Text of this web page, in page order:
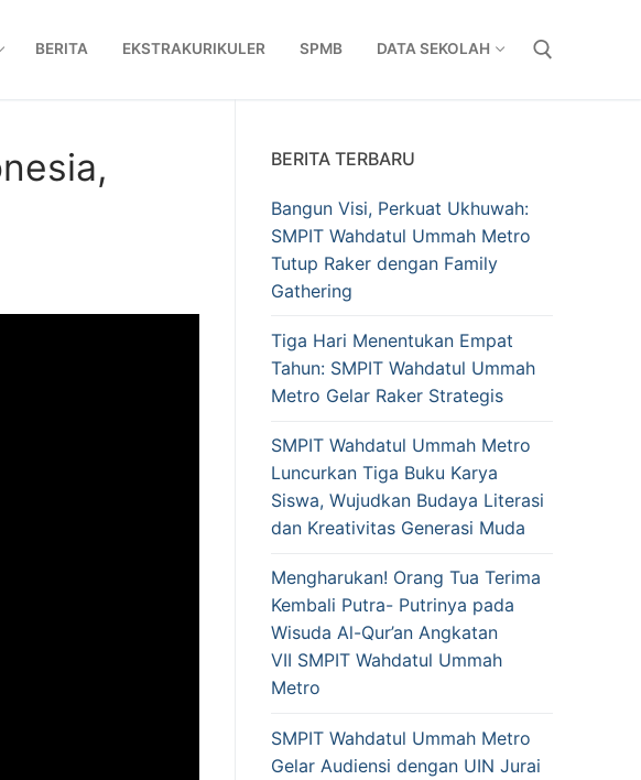
BERITA EKSTRAKURIKULER SPMB DATA SEKOLAH
BERITA TERBARU
Bangun Visi, Perkuat Ukhuwah:
SMPIT Wahdatul Ummah Metro
Tutup Raker dengan Family
Gathering
Tiga Hari Menentukan Empat
Tahun: SMPIT Wahdatul Ummah
Metro Gelar Raker Strategis
SMPIT Wahdatul Ummah Metro
Luncurkan Tiga Buku Karya
Siswa, Wujudkan Budaya Literasi
dan Kreativitas Generasi Muda
Mengharukan! Orang Tua Terima
Kembali Putra- Putrinya pada
Wisuda Al-Qur’an Angkatan
VII SMPIT Wahdatul Ummah
Metro
SMPIT Wahdatul Ummah Metro
Gelar Audiensi dengan UIN Jurai